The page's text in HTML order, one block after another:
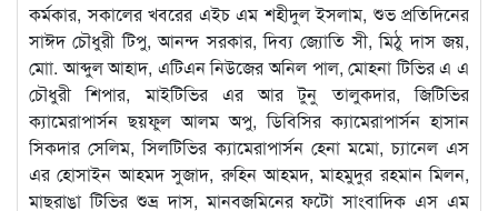
কর্মকার, সকালের খবরের এইচ এম শহীদুল ইসলাম, শুভ প্রতিদিনের
সাঈদ চৌধুরী টিপু, আনন্দ সরকার, দিব্য জ্যোতি সী, মিঠু দাস জয়,
মোা. আব্দুল আহাদ, এটিএন নিউজের অনিল পাল, মোহনা টিভির এ এ
চৌধুরী শিপার, মাইটিভির এর আর টুনু তালুকদার, জিটিভির
ক্যামেরাপার্সন ছয়ফুল আলম অপু, ডিবিসির ক্যামেরাপার্সন হাসান
সিকদার সেলিম, সিলটিভির ক্যামেরাপার্সন হেনা মমো, চ্যানেল এস
এর হোসাইন আহমদ সুজাদ, রুহিন আহমদ, মাহমুদুর রহমান মিলন,
মাছরাঙা টিভির শুভ্র দাস, মানবজমিনের ফটো সাংবাদিক এস এম